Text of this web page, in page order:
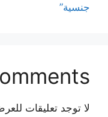
جنسية”
لا توجد تعليقات